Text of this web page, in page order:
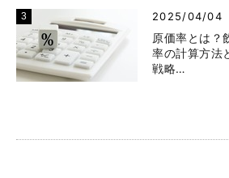
2025/04/04
原価率とは？
率の計算方法
戦略…